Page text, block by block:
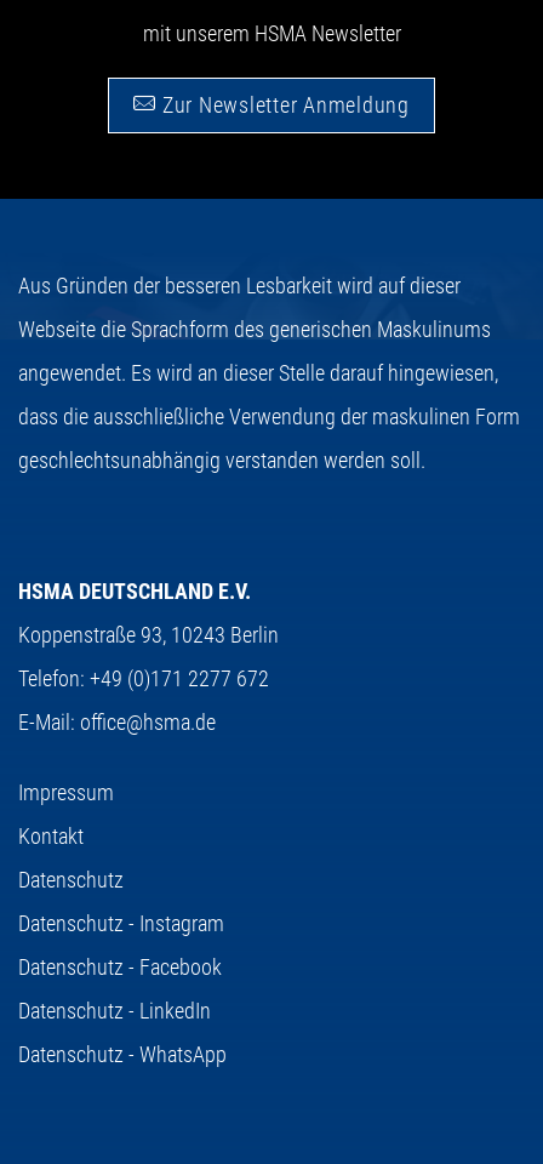
mit unserem HSMA Newsletter
Zur Newsletter Anmeldung
Aus Gründen der besseren Lesbarkeit wird auf dieser
Webseite die Sprachform des generischen Maskulinums
angewendet. Es wird an dieser Stelle darauf hingewiesen,
dass die ausschließliche Verwendung der maskulinen Form
geschlechtsunabhängig verstanden werden soll.
HSMA DEUTSCHLAND E.V.
Koppenstraße 93, 10243 Berlin
Telefon: +49 (0)171 2277 672
E-Mail: office@hsma.de
Impressum
Kontakt
Datenschutz
Datenschutz - Instagram
Datenschutz - Facebook
Datenschutz - LinkedIn
Datenschutz - WhatsApp